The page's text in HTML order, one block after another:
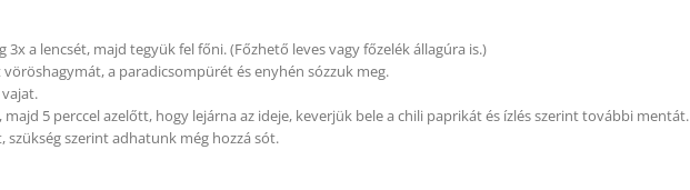
3x a lencsét, majd tegyük fel főni. (Főzhető leves vagy főzelék állagúra is.)
a paradicsompürét és enyhén sózzuk meg.
majd 5 perccel azelőtt, hogy lejárna az ideje, keverjük bele a chili paprikát és ízlés szerint további mentát.
szerint adhatunk még hozzá sót.